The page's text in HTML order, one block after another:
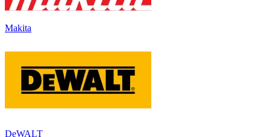
Makita
DeWALT